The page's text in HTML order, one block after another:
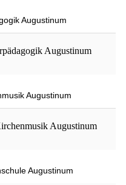
Augustinum
Augustinum
Augustinum